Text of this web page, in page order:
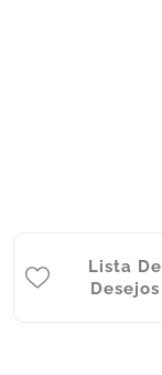
Lista De
Desejos